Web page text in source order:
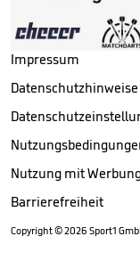
Impressum
Datenschutzhinweise
Nutzung mit
Barrierefreiheit
Copyright ©2026 Sport1